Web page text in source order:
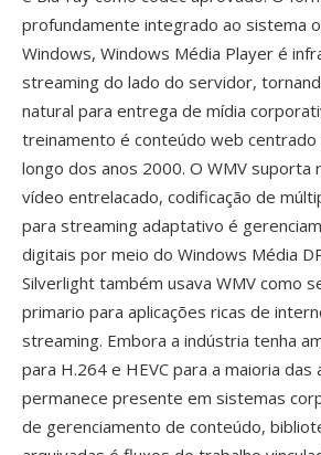
profundamente integrado ao sistema
Windows, Windows Média Player é
streaming do lado do servidor,
natural para entrega de mídia
treinamento é conteúdo web centrado
longo dos anos 2000. O WMV suporta
vídeo entrelacado, codificação de
para streaming adaptativo é
digitais por meio do Windows Média
Silverlight também usava WMV como
primario para aplicações ricas de
streaming. Embora a indústria tenha
para H.264 e HEVC para a maioria das
permanece presente em sistemas
de gerenciamento de conteúdo,